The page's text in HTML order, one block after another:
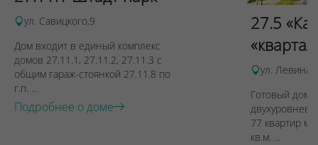
ул. Савицкого,9
Дом входит в единый комплекс
домов 27.11.1, 27.11.2, 27.11.3 с
общим гараж-стоянкой 27.11.8 по
г.п. ...
Подробнее о доме
27.5
ул. Левина,
Готовый дом
77 квартир
кв.м. ...